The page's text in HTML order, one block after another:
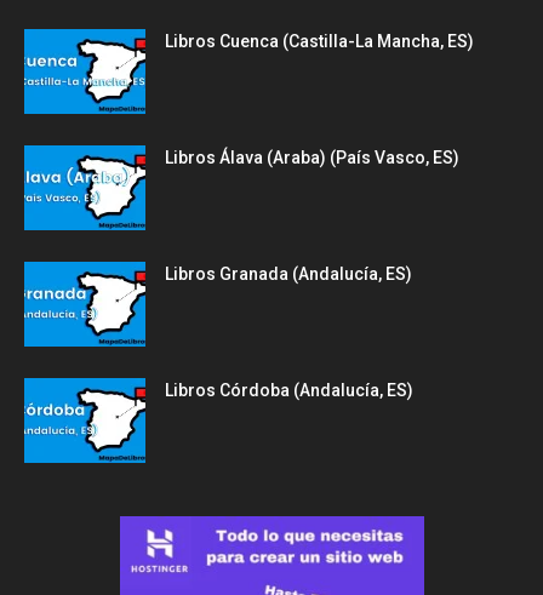
Libros Cuenca (Castilla-La Mancha, ES)
Libros Álava (Araba) (País Vasco, ES)
Libros Granada (Andalucía, ES)
Libros Córdoba (Andalucía, ES)